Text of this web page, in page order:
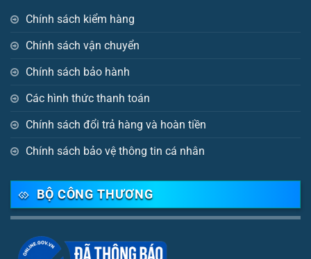
Chính sách kiểm hàng
Chính sách vận chuyển
Chính sách bảo hành
Các hình thức thanh toán
Chính sách đổi trả hàng và hoàn tiền
Chính sách bảo vệ thông tin cá nhân
BỘ CÔNG THƯƠNG